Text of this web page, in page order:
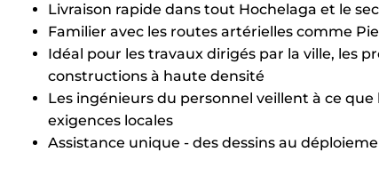
Livraison rapide dans tout Hochelaga et le
Familier avec les routes artérielles comme
Idéal pour les travaux dirigés par la ville, les
constructions à haute densité
Les ingénieurs du personnel veillent à ce
exigences locales
Assistance unique - des dessins au